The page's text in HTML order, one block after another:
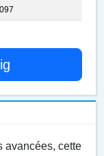
avancées, cette